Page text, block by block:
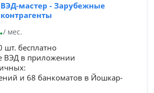
ВЭД-мастер - Зарубежные
контрагенты
/ мес.
шт. бесплатно
ВЭД в приложении
и 68 банкоматов в Йошкар-